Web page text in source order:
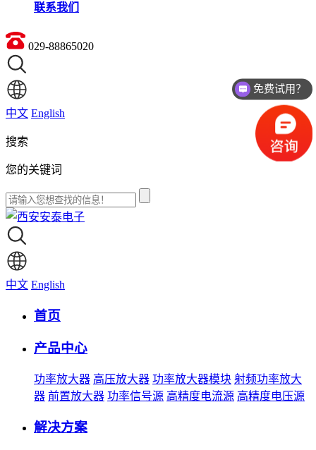
联系我们
029-88865020
中文 English
搜索
您的关键词
中文 English
首页
产品中心
功率放大器 高压放大器 功率放大器模块 射频功率放大
器 前置放大器 功率信号源 高精度电流源 高精度电压源
解决方案
免费试用？
价格如何？